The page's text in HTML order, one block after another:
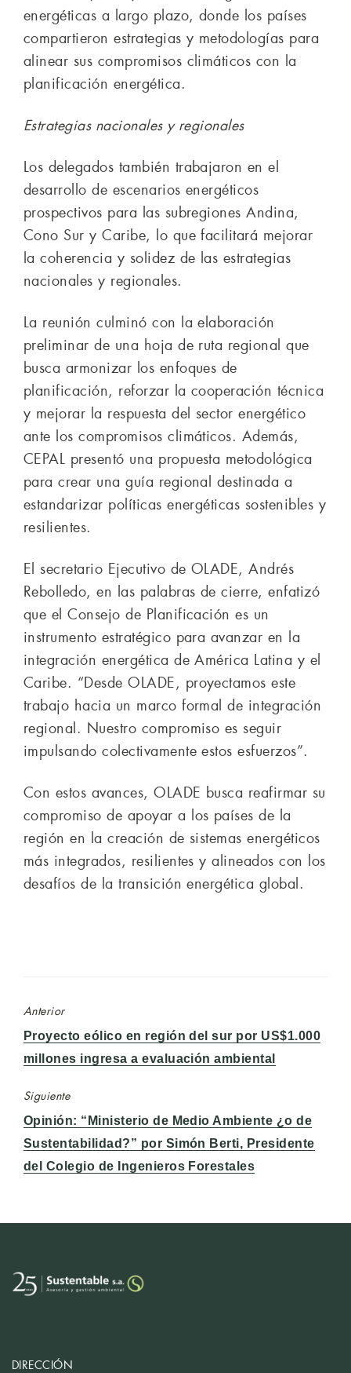
energéticas a largo plazo, donde los países
compartieron estrategias y metodologías para
alinear sus compromisos climáticos con la
planificación energética.
Estrategias nacionales y regionales
Los delegados también trabajaron en el
desarrollo de escenarios energéticos
prospectivos para las subregiones Andina,
Cono Sur y Caribe, lo que facilitará mejorar
la coherencia y solidez de las estrategias
nacionales y regionales.
La reunión culminó con la elaboración
preliminar de una hoja de ruta regional que
busca armonizar los enfoques de
planificación, reforzar la cooperación técnica
y mejorar la respuesta del sector energético
ante los compromisos climáticos. Además,
CEPAL presentó una propuesta metodológica
para crear una guía regional destinada a
estandarizar políticas energéticas sostenibles y
resilientes.
El secretario Ejecutivo de OLADE, Andrés
Rebolledo, en las palabras de cierre, enfatizó
que el Consejo de Planificación es un
instrumento estratégico para avanzar en la
integración energética de América Latina y el
Caribe. “Desde OLADE, proyectamos este
trabajo hacia un marco formal de integración
regional. Nuestro compromiso es seguir
impulsando colectivamente estos esfuerzos”.
Con estos avances, OLADE busca reafirmar su
compromiso de apoyar a los países de la
región en la creación de sistemas energéticos
más integrados, resilientes y alineados con los
desafíos de la transición energética global.
Anterior
Entrada
anterior:
Proyecto eólico en región del sur por US$1.000
millones ingresa a evaluación ambiental
Siguiente
Entrada
siguiente:
Opinión: “Ministerio de Medio Ambiente ¿o de
Sustentabilidad?” por Simón Berti, Presidente
del Colegio de Ingenieros Forestales
DIRECCIÓN